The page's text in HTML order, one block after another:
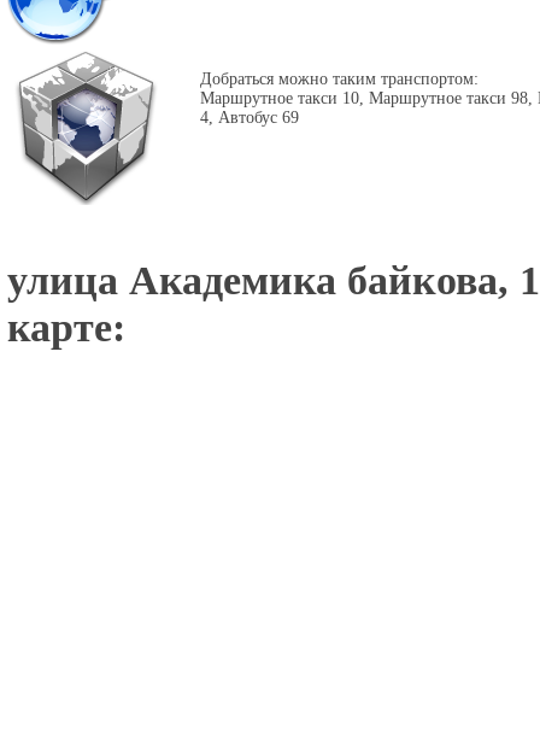
Добраться можно таким транспортом:
Маршрутное такси 10, Маршрутное такси
4, Автобус 69
улица Академика байкова,
карте: